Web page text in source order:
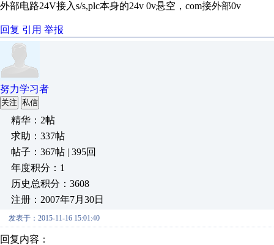
外部电路24V接入s/s,plc本身的24v 0v悬空，com接外部0v
回复 引用 举报
努力学习者
关注 私信
精华：2帖
求助：337帖
帖子：367帖 | 395回
年度积分：1
历史总积分：3608
注册：2007年7月30日
发表于：2015-11-16 15:01:40
回复内容：